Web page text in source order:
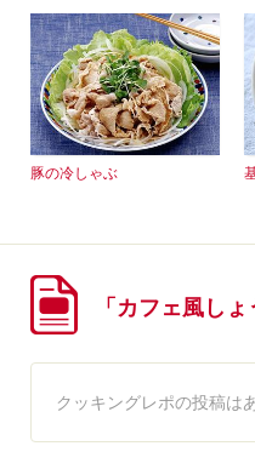
豚の冷しゃぶ
「カフェ風し
クッキングレポの投稿は